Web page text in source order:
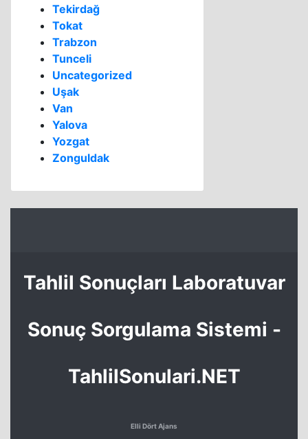
Tekirdağ
Tokat
Trabzon
Tunceli
Uncategorized
Uşak
Van
Yalova
Yozgat
Zonguldak
Tahlil Sonuçları Laboratuvar
Sonuç Sorgulama Sistemi -
TahlilSonulari.NET
Elli Dört Ajans